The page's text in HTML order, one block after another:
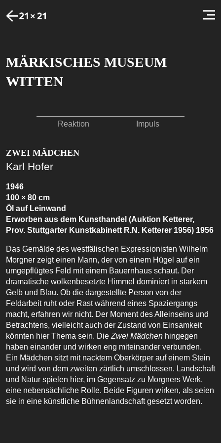
MÄRKISCHES MUSEUM
WITTEN
Reaktion Impuls
ZWEI MÄDCHEN
Karl Hofer
1946
100 × 80 cm
Öl auf Leinwand
Erworben aus dem Kunsthandel (Auktion Ketterer,
Prov. Stuttgarter Kunstkabinett R.N. Ketterer 1956) 1956
Das Gemälde des westfälischen Expressionisten Wilhelm
Morgner zeigt einen Mann, der von einem Hügel auf ein
umgepflügtes Feld mit einem Bauernhaus schaut. Der
dramatische wolkenbesetzte Himmel dominiert in starkem
Gelb und Blau. Ob die dargestellte Person von der
Feldarbeit ruht oder Rast während eines Spaziergangs
macht, erfahren wir nicht. Der Moment des Alleinseins und
Betrachtens, vielleicht auch der Zustand von Einsamkeit
könnten hier Thema sein. Die Zwei Mädchen hingegen
haben einander und wirken eng miteinander verbunden.
Ein Mädchen sitzt mit nacktem Oberkörper auf einem Stein
und wird von dem zweiten zärtlich umschlossen. Landschaft
und Natur spielen hier, im Gegensatz zu Morgners Werk,
eine nebensächliche Rolle. Beide Figuren wirken, als seien
sie in eine künstliche Bühnenlandschaft gesetzt worden.